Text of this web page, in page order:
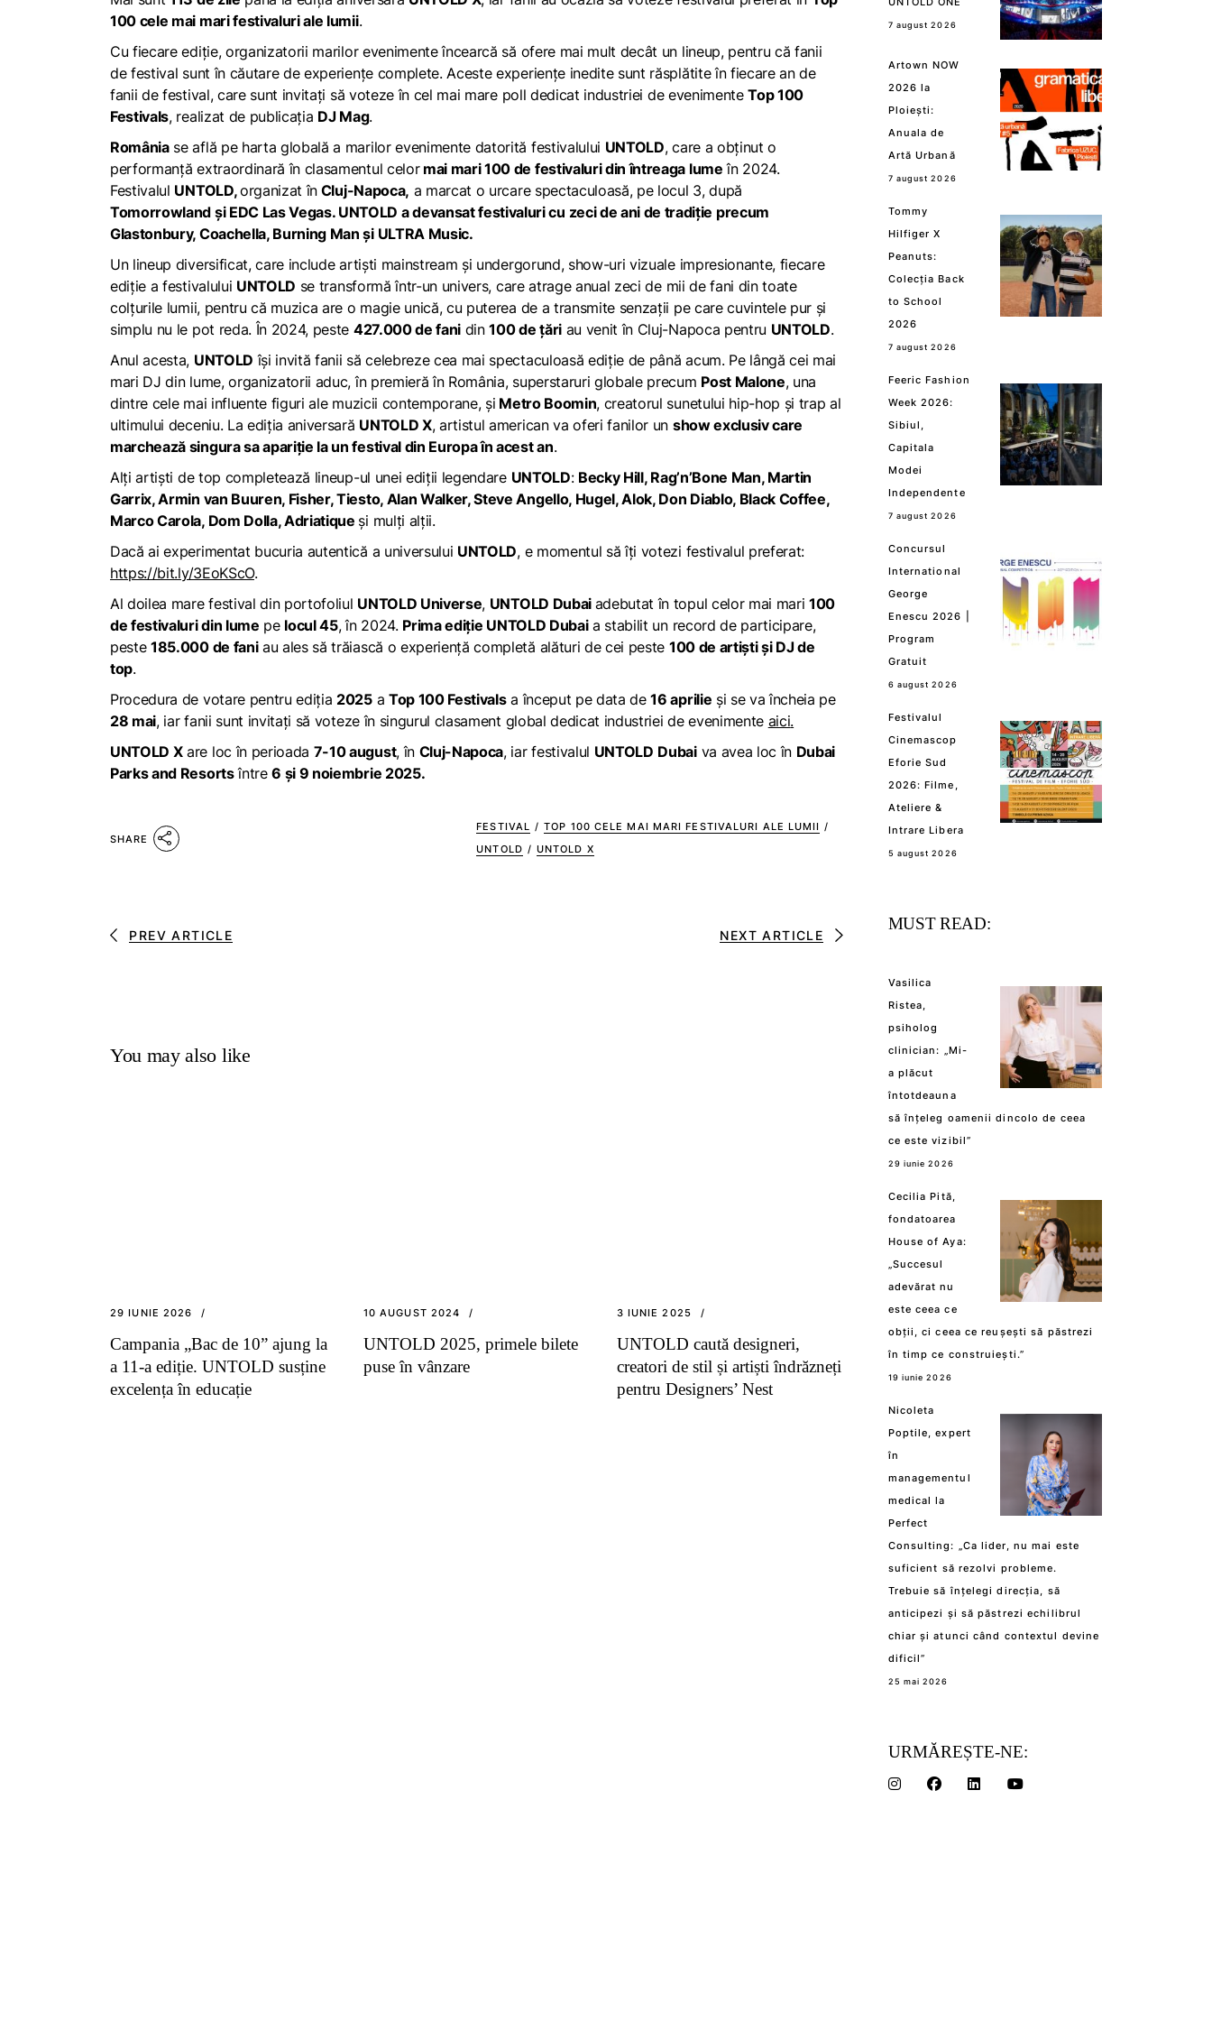
100 cele mai mari festivaluri ale lumii.
Cu fiecare ediție, organizatorii marilor evenimente încearcă să ofere mai mult decât un lineup, pentru că fanii
de festival sunt în căutare de experiențe complete. Aceste experiențe inedite sunt răsplătite în fiecare an de
fanii de festival, care sunt invitați să voteze în cel mai mare poll dedicat industriei de evenimenteTop 100
Festivals, realizat de publicația DJ Mag.
Româniase află pe harta globală a marilor evenimente datorită festivalului UNTOLD, care a obținut o
performanță extraordinară în clasamentul celormai mari 100 de festivaluri din întreaga lume în 2024.
Festivalul UNTOLD,organizat în Cluj-Napoca, a marcat o urcare spectaculoasă, pe locul 3, după
Tomorrowland și EDC Las Vegas. UNTOLD a devansat festivaluri cu zeci de ani de tradiție precum
Glastonbury, Coachella, Burning Man și ULTRA Music.
Un lineup diversificat, care include artiști mainstream și undergorund, show-uri vizuale impresionante, fiecare
ediție a festivalului UNTOLD se transformă într-un univers, care atrage anual zeci de mii de fani din toate
colțurile lumii, pentru că muzica are o magie unică, cu puterea de a transmite senzații pe care cuvintele pur și
simplu nu le pot reda. În 2024, peste 427.000 de fani din100 de țăriau venit în Cluj-Napoca pentru UNTOLD.
Anul acesta, UNTOLD își invită fanii să celebreze cea mai spectaculoasă ediție de până acum. Pe lângă cei mai
mari DJ din lume, organizatorii aduc, în premieră în România, superstaruri globale precum Post Malone, una
dintre cele mai influente figuri ale muzicii contemporane, și Metro Boomin, creatorul sunetului hip-hop și trap al
ultimului deceniu. La ediția aniversară UNTOLD X, artistul american va oferi fanilor un show exclusiv care
marchează singura sa apariție la un festival din Europa în acest an.
Alți artiști de top completează lineup-ul unei ediții legendare UNTOLD: Becky Hill, Rag’n’Bone Man, Martin
Garrix, Armin van Buuren, Fisher, Tiesto, Alan Walker, Steve Angello, Hugel, Alok, Don Diablo, Black Coffee,
Marco Carola, Dom Dolla, Adriatique și mulți alții.
Dacă ai experimentat bucuria autentică a universului UNTOLD, e momentul să îți votezi festivalul preferat:
https://bit.ly/3EoKScO.
Al doilea mare festival din portofoliul UNTOLD Universe, UNTOLD Dubai adebutat în topul celor mai mari100
de festivaluri din lume pe locul 45, în 2024. Prima ediție UNTOLD Dubaia stabilit un record de participare,
peste185.000 de faniau ales să trăiască o experiență completă alături de cei peste 100 de artiști și DJ de
top.
Procedura de votare pentru ediția2025a Top 100 Festivalsa început pe data de16 aprilie și se va încheia pe
28 mai, iar fanii sunt invitați să voteze în singurul clasament global dedicat industriei de evenimente aici.
UNTOLD Xare loc în perioada 7-10 august, în Cluj-Napoca, iar festivalul UNTOLD Dubaiva avea loc în Dubai
Parks and Resortsîntre6 și 9 noiembrie 2025.
SHARE
FESTIVAL / TOP 100 CELE MAI MARI FESTIVALURI ALE LUMII /
UNTOLD / UNTOLD X
PREV ARTICLE NEXT ARTICLE
You may also like
29 IUNIE 2026
Campania „Bac de 10” ajung la
a 11-a ediție. UNTOLD susține
excelența în educație
10 AUGUST 2024
UNTOLD 2025, primele bilete
puse în vânzare
3 IUNIE 2025
UNTOLD caută designeri,
creatori de stil și artiști îndrăzneți
pentru Designers’ Nest
7 august 2026
Artown NOW
2026 la
Ploiești:
Anuala de
Artă Urbană
7 august 2026
Tommy
Hilfiger X
Peanuts:
Colecția Back
to School
2026
7 august 2026
Feeric Fashion
Week 2026:
Sibiul,
Capitala
Modei
Independente
7 august 2026
Concursul
International
George
Enescu 2026 |
Program
Gratuit
6 august 2026
Festivalul
Cinemascop
Eforie Sud
2026: Filme,
Ateliere &
Intrare Libera
5 august 2026
MUST READ:
Vasilica
Ristea,
psiholog
clinician: „Mi-
a plăcut
întotdeauna
să înțeleg oamenii dincolo de ceea
ce este vizibil”
29 iunie 2026
Cecilia Pită,
fondatoarea
House of Aya:
„Succesul
adevărat nu
este ceea ce
obții, ci ceea ce reușești să păstrezi
în timp ce construiești.”
19 iunie 2026
Nicoleta
Poptile, expert
în
managementul
medical la
Perfect
Consulting: „Ca lider, nu mai este
suficient să rezolvi probleme.
Trebuie să înțelegi direcția, să
anticipezi și să păstrezi echilibrul
chiar și atunci când contextul devine
dificil”
25 mai 2026
URMĂREȘTE-NE: